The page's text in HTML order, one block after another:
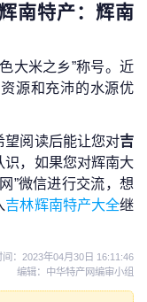
南特产：辉南
大米之乡”称号。近
源和充沛的水源优
望阅读后能让您对吉
识，如果您对辉南大
”微信进行交流，想
吉林辉南特产大全继
： 2023年04月30日 16:11:46
编辑：中华特产网编审小组